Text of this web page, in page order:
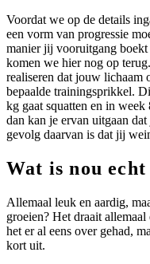
Voordat we op de details
een vorm van progressie
manier jij vooruitgang
komen we hier nog op
realiseren dat jouw lichaam
bepaalde trainingsprikkel.
kg gaat squatten en in
dan kan je ervan uitgaan
gevolg daarvan is dat jij
Wat is nou
Allemaal leuk en aardig,
groeien? Het draait
het er al eens over gehad,
kort uit.